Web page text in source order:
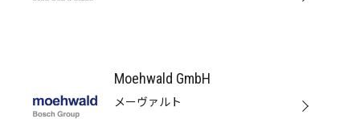
Moehwald GmbH
メーヴァルト